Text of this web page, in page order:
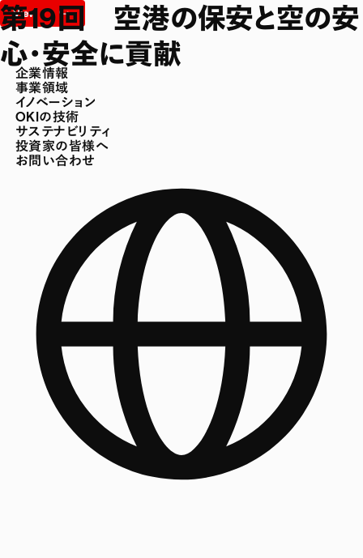
企業情報
事業領域
イノベーション
OKIの技術
サステナビリティ
投資家の皆様へ
お問い合わせ
第19回 空港の保安と空の安
心・安全に貢献